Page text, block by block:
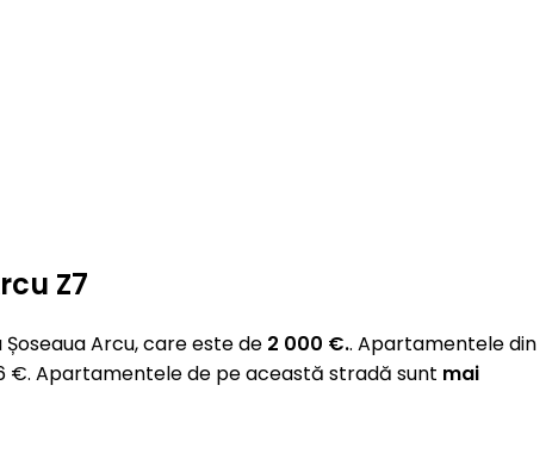
Z7
Arcu, care este de 2 000 €.. Apartamentele din
€. Apartamentele de pe această stradă sunt mai